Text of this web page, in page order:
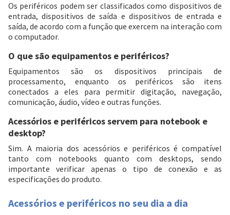
Os periféricos podem ser classificados como dispositivos de
entrada, dispositivos de saída e dispositivos de entrada e
saída, de acordo com a função que exercem na interação com
o computador.
O que são equipamentos e periféricos?
Equipamentos são os dispositivos principais de
processamento, enquanto os periféricos são itens
conectados a eles para permitir digitação, navegação,
comunicação, áudio, vídeo e outras funções.
Acessórios e periféricos servem para notebook e
desktop?
Sim. A maioria dos acessórios e periféricos é compatível
tanto com notebooks quanto com desktops, sendo
importante verificar apenas o tipo de conexão e as
especificações do produto.
Acessórios e periféricos no seu dia a dia